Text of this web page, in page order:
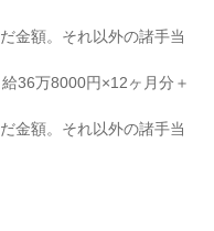
金額。それ以外の諸手当
36万8000円×12ヶ月分＋
金額。それ以外の諸手当